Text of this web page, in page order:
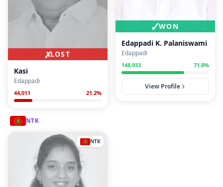
✗LOST
Kasi
Edappadi
44,011 21.2%
✓WON
Edappadi K. Palaniswami
Edappadi
148,933 71.8%
View Profile
NTK
NTK